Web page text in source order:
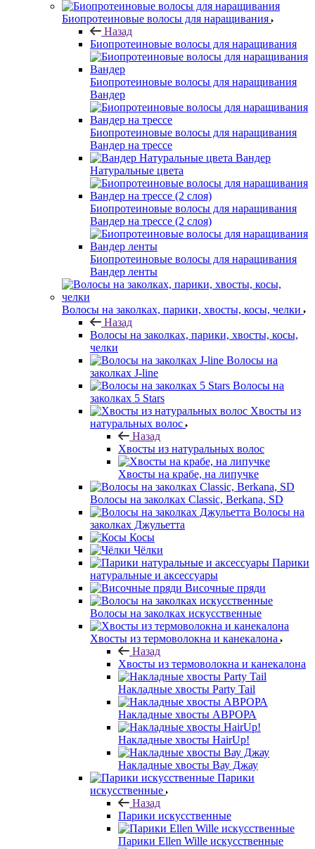
Биопротеиновые волосы для наращивания
Назад
Биопротеиновые волосы для наращивания
Биопротеиновые волосы для наращивания
Вандер
Биопротеиновые волосы для наращивания
Вандер на трессе
Вандер
Натуральные цвета
Биопротеиновые волосы для наращивания
Вандер на трессе (2 слоя)
Биопротеиновые волосы для наращивания
Вандер ленты
Волосы на заколках, парики, хвосты, косы, челки
Назад
Волосы на заколках, парики, хвосты, косы,
челки
Волосы на
заколках J-line
Волосы на
заколках 5 Stars
Хвосты из
натуральных волос
Назад
Хвосты из натуральных волос
Хвосты на крабе, на липучке
Волосы на заколках Classic, Berkana, SD
Волосы на
заколках Джульетта
Косы
Чёлки
Парики
натуральные и аксессуары
Височные пряди
Волосы на заколках искусственные
Хвосты из термоволокна и канекалона
Назад
Хвосты из термоволокна и канекалона
Накладные хвосты Party Tail
Накладные хвосты АВРОРА
Накладные хвосты HairUp!
Накладные хвосты Вау Джау
Парики
искусственные
Назад
Парики искусственные
Парики Ellen Wille искусственные